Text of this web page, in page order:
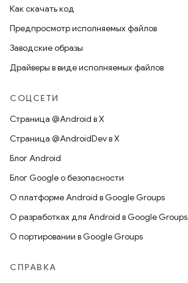
Как скачать код
Предпросмотр исполняемых файлов
Заводские образы
Драйверы в виде исполняемых файлов
СОЦСЕТИ
Страница @Android в X
Страница @AndroidDev в X
Блог Android
Блог Google о безопасности
О платформе Android в Google Groups
О разработках для Android в Google Groups
О портировании в Google Groups
СПРАВКА